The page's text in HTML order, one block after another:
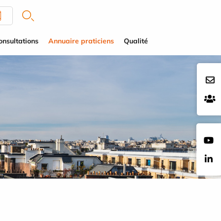
Annuaire praticiens Qualité